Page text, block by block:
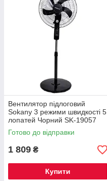
Вентилятор підлоговий
Sokany 3 режими швидкості 5
лопатей Чорний SK-19057
Готово до відправки
1 809 ₴
Купити